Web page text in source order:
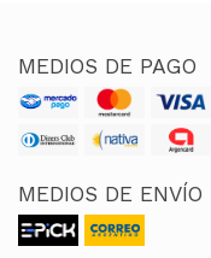
MEDIOS DE PAGO
MEDIOS DE ENVÍO